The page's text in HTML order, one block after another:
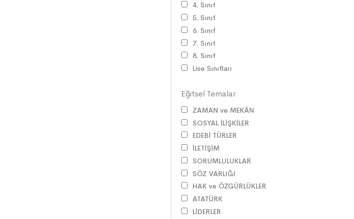
4. Sınıf
5. Sınıf
6. Sınıf
7. Sınıf
8. Sınıf
Lise Sınıfları
Eğitsel Temalar
ZAMAN ve MEKÂN
SOSYAL İLİŞKİLER
EDEBİ TÜRLER
İLETİŞİM
SORUMLULUKLAR
SÖZ VARLIĞI
HAK ve ÖZGÜRLÜKLER
ATATÜRK
LİDERLER